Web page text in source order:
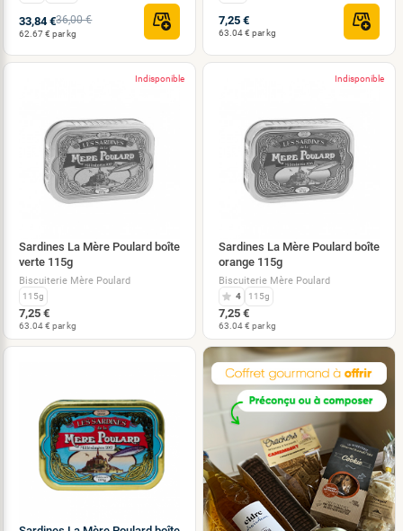
33,84 €36,00 €
62.67 € par kg
7,25 €
63.04 € par kg
Indisponible
Sardines La Mère Poulard boîte
verte 115g
Biscuiterie Mère Poulard
115g
7,25 €
63.04 € par kg
Indisponible
Sardines La Mère Poulard boîte
orange 115g
Biscuiterie Mère Poulard
4 115g
7,25 €
63.04 € par kg